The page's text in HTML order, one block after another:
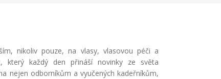
nikoliv pouze, na vlasy, vlasovou péči a
který každý den přináší novinky ze světa
nejen odborníkům a vyučených kadeřníkům,